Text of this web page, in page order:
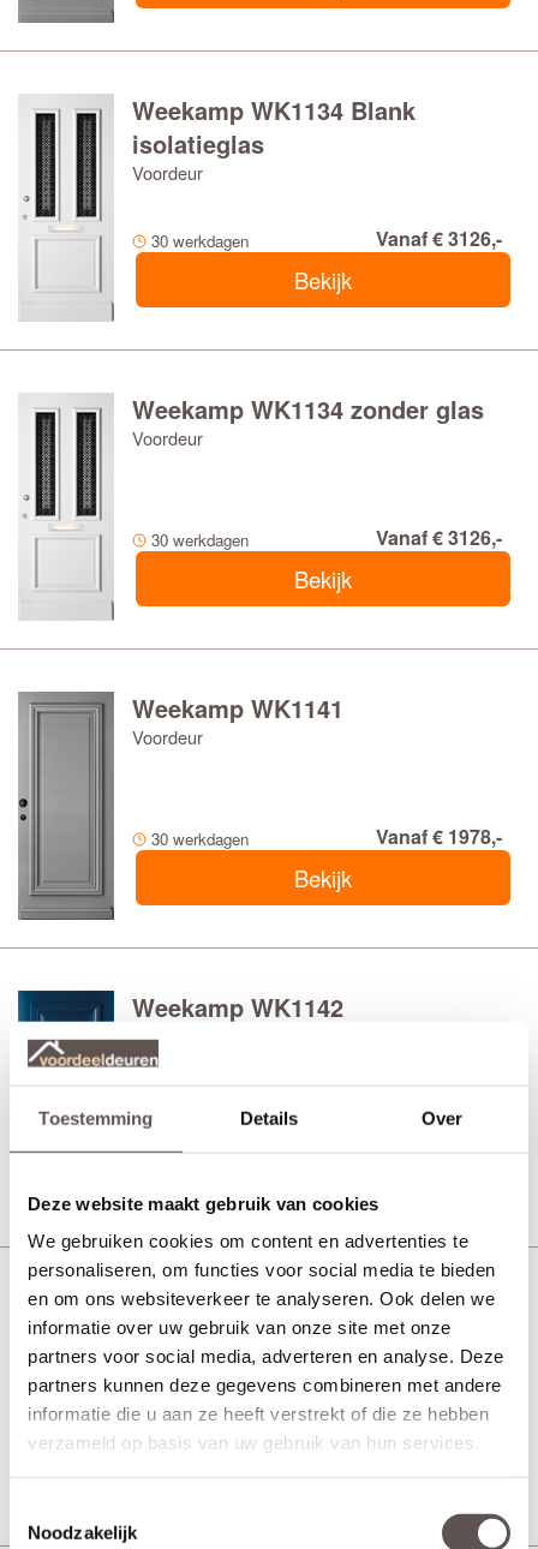
Toestemming Details Over
Deze website maakt gebruik van cookies
We gebruiken cookies om content en advertenties te
personaliseren, om functies voor social media te bieden
en om ons websiteverkeer te analyseren. Ook delen we
informatie over uw gebruik van onze site met onze
partners voor social media, adverteren en analyse. Deze
partners kunnen deze gegevens combineren met andere
informatie die u aan ze heeft verstrekt of die ze hebben
verzameld op basis van uw gebruik van hun services.
Noodzakelijk
Weekamp WK1134 Blank
isolatieglas
Voordeur
30 werkdagen Vanaf € 3126,-
Bekijk
Weekamp WK1134 zonder glas
Voordeur
30 werkdagen Vanaf € 3126,-
Bekijk
Weekamp WK1141
Voordeur
30 werkdagen Vanaf € 1978,-
Bekijk
Weekamp WK1142
Voordeur
Weekamp WK1143 Blank
isolatieglas
Voordeur
30 werkdagen Vanaf € 1978,-
Bekijk